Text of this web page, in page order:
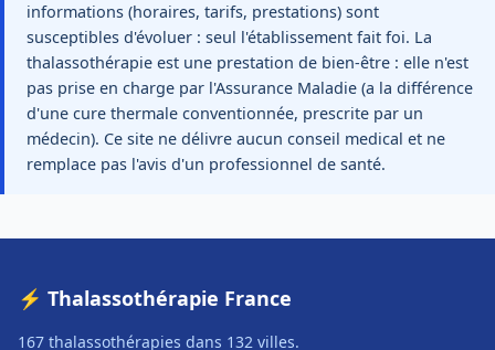
informations (horaires, tarifs, prestations) sont
susceptibles d'évoluer : seul l'établissement fait foi. La
thalassothérapie est une prestation de bien-être : elle n'est
pas prise en charge par l'Assurance Maladie (a la différence
d'une cure thermale conventionnée, prescrite par un
médecin). Ce site ne délivre aucun conseil medical et ne
remplace pas l'avis d'un professionnel de santé.
⚡ Thalassothérapie France
167 thalassothérapies dans 132 villes.